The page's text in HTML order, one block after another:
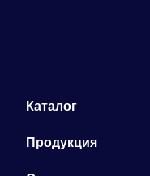
Каталог
Продукция